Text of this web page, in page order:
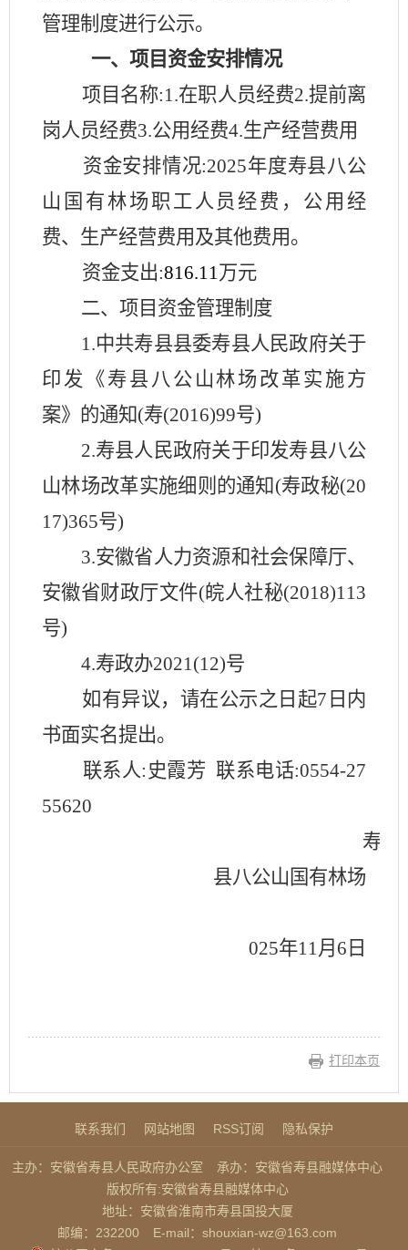
管理制度进行公示。
一、项目资金安排情况
项目名称:1.在职人员经费2.提前离
岗人员经费3.公用经费4.生产经营费用
资金安排情况:2025年度寿县八公
山国有林场职工人员经费，公用经
费、生产经营费用及其他费用。
资金支出:816.11万元
二、项目资金管理制度
1.中共寿县县委寿县人民政府关于
印发《寿县八公山林场改革实施方
案》的通知(寿(2016)99号)
2.寿县人民政府关于印发寿县八公
山林场改革实施细则的通知(寿政秘(20
17)365号)
3.安徽省人力资源和社会保障厅、
安徽省财政厅文件(皖人社秘(2018)113
号)
4.寿政办2021(12)号
如有异议，请在公示之日起7日内
书面实名提出。
联系人:史霞芳 联系电话:0554-27
55620
寿
县八公山国有林场
025年11月 6 日
打印本页
联系我们 网站地图 RSS订阅 隐私保护
主办：安徽省寿县人民政府办公室
承办：安徽省寿县融媒体中心
版权所有:安徽省寿县融媒体中心
地址：安徽省淮南市寿县国投大厦
邮编：232200
E-mail：shouxian-wz@163.com